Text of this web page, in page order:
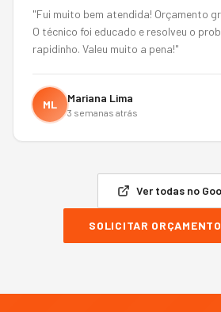
"Fui muito bem atendida! Orçamento
O técnico foi educado e resolveu o
rapidinho. Valeu muito a pena!"
ML Mariana Lima
3 semanas atrás
Ver todas no
SOLICITAR